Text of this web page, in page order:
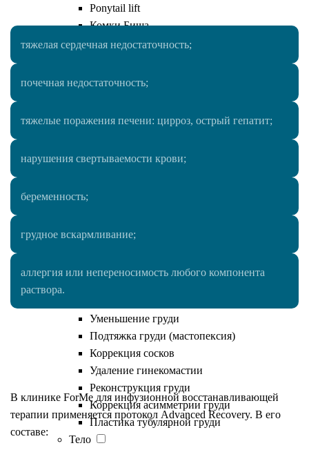
Ponytail lift
Комки Биша
Пластика ушных раковин (отопластика)
V-Y пластика (хейлопластика)
Deep Plane Facelift
Уменьшение груди
Подтяжка груди (мастопексия)
Коррекция сосков
Удаление гинекомастии
Реконструкция груди
Коррекция асимметрии груди
Пластика тубулярной груди
Тело
тяжелая сердечная недостаточность;
почечная недостаточность;
тяжелые поражения печени: цирроз, острый гепатит;
нарушения свертываемости крови;
беременность;
грудное вскармливание;
аллергия или непереносимость любого компонента
раствора.
Состав капельницы
В клинике ForMe для инфузионной восстанавливающей
терапии применяется протокол Advanced Recovery. В его
составе: